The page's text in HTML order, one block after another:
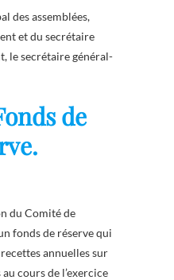
des assemblées,
et du secrétaire
le secrétaire général-
de
du Comité de
fonds de réserve qui
annuelles sur
cours de l’exercice